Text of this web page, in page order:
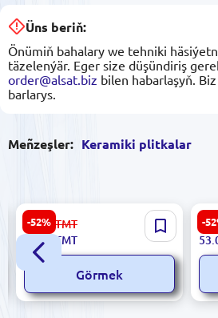
Üns beriň:
Önümiň bahalary we tehniki
täzelenýär. Eger size düşündiriş
order@alsat.biz bilen habarlaşyň.
barlarys.
Meñzeşler: Keramiki plitkalar
-52%
Stella 5900499041186 |
Keramiki Plitka 25x50 sm
Mat Bež
67.00 TMT
32.00
TMT
Görmek
-